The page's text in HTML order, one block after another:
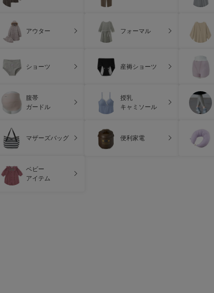
アウター フォーマル
ショーツ 産褥ショーツ
腹帯
ガードル
授乳
キャミソール
マザーズバッグ 便利家電
ベビー
アイテム